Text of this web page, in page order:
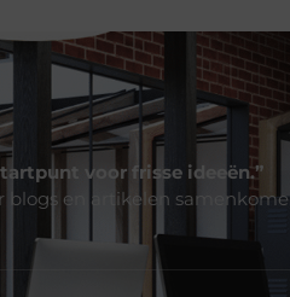
voor frisse ideeën.”
en artikelen